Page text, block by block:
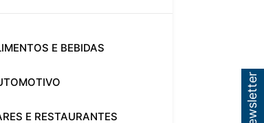
E BEBIDAS
E RESTAURANTES